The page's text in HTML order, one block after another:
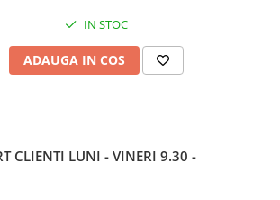
IN STOC
ADAUGA IN COS
CLIENTI LUNI - VINERI 9.30 -